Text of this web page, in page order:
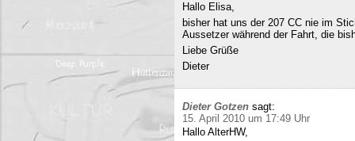
Hallo Elisa,
bisher hat uns der 207 CC nie im
Aussetzer während der Fahrt, die
Liebe Grüße
Dieter
Dieter Gotzen sagt:
15. April 2010 um 17:49 Uhr
Hallo AlterHW,